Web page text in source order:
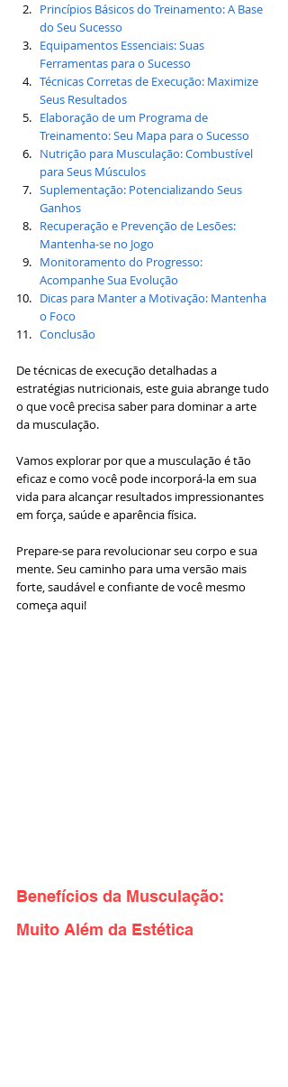
Princípios Básicos do Treinamento: A Base
do Seu Sucesso
Equipamentos Essenciais: Suas
Ferramentas para o Sucesso
Técnicas Corretas de Execução: Maximize
Seus Resultados
Elaboração de um Programa de
Treinamento: Seu Mapa para o Sucesso
Nutrição para Musculação: Combustível
para Seus Músculos
Suplementação: Potencializando Seus
Ganhos
Recuperação e Prevenção de Lesões:
Mantenha-se no Jogo
Monitoramento do Progresso:
Acompanhe Sua Evolução
Dicas para Manter a Motivação: Mantenha
o Foco
Conclusão
De técnicas de execução detalhadas a
estratégias nutricionais, este guia abrange tudo
o que você precisa saber para dominar a arte
da musculação.
Vamos explorar por que a musculação é tão
eficaz e como você pode incorporá-la em sua
vida para alcançar resultados impressionantes
em força, saúde e aparência física.
Prepare-se para revolucionar seu corpo e sua
mente. Seu caminho para uma versão mais
forte, saudável e confiante de você mesmo
começa aqui!
Benefícios da Musculação:
Muito Além da Estética